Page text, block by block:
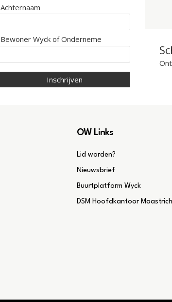
Achternaam
Bewoner Wyck of Onderneme
Inschrijven
OW Links
Lid worden?
Nieuwsbrief
Buurtplatform Wyck
DSM Hoofdkantoor